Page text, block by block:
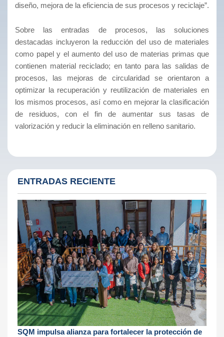
diseño, mejora de la eficiencia de sus procesos y reciclaje”.
Sobre las entradas de procesos, las soluciones
destacadas incluyeron la reducción del uso de materiales
como papel y el aumento del uso de materias primas que
contienen material reciclado; en tanto para las salidas de
procesos, las mejoras de circularidad se orientaron a
optimizar la recuperación y reutilización de materiales en
los mismos procesos, así como en mejorar la clasificación
de residuos, con el fin de aumentar sus tasas de
valorización y reducir la eliminación en relleno sanitario.
ENTRADAS RECIENTE
SQM impulsa alianza para fortalecer la protección de